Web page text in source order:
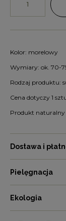
Kolor: morelowy
Wymiary: ok. 70-
Rodzaj produktu:
Cena dotyczy 1
Produkt naturalny
Dostawa i
Pielęgnacja
Ekologia